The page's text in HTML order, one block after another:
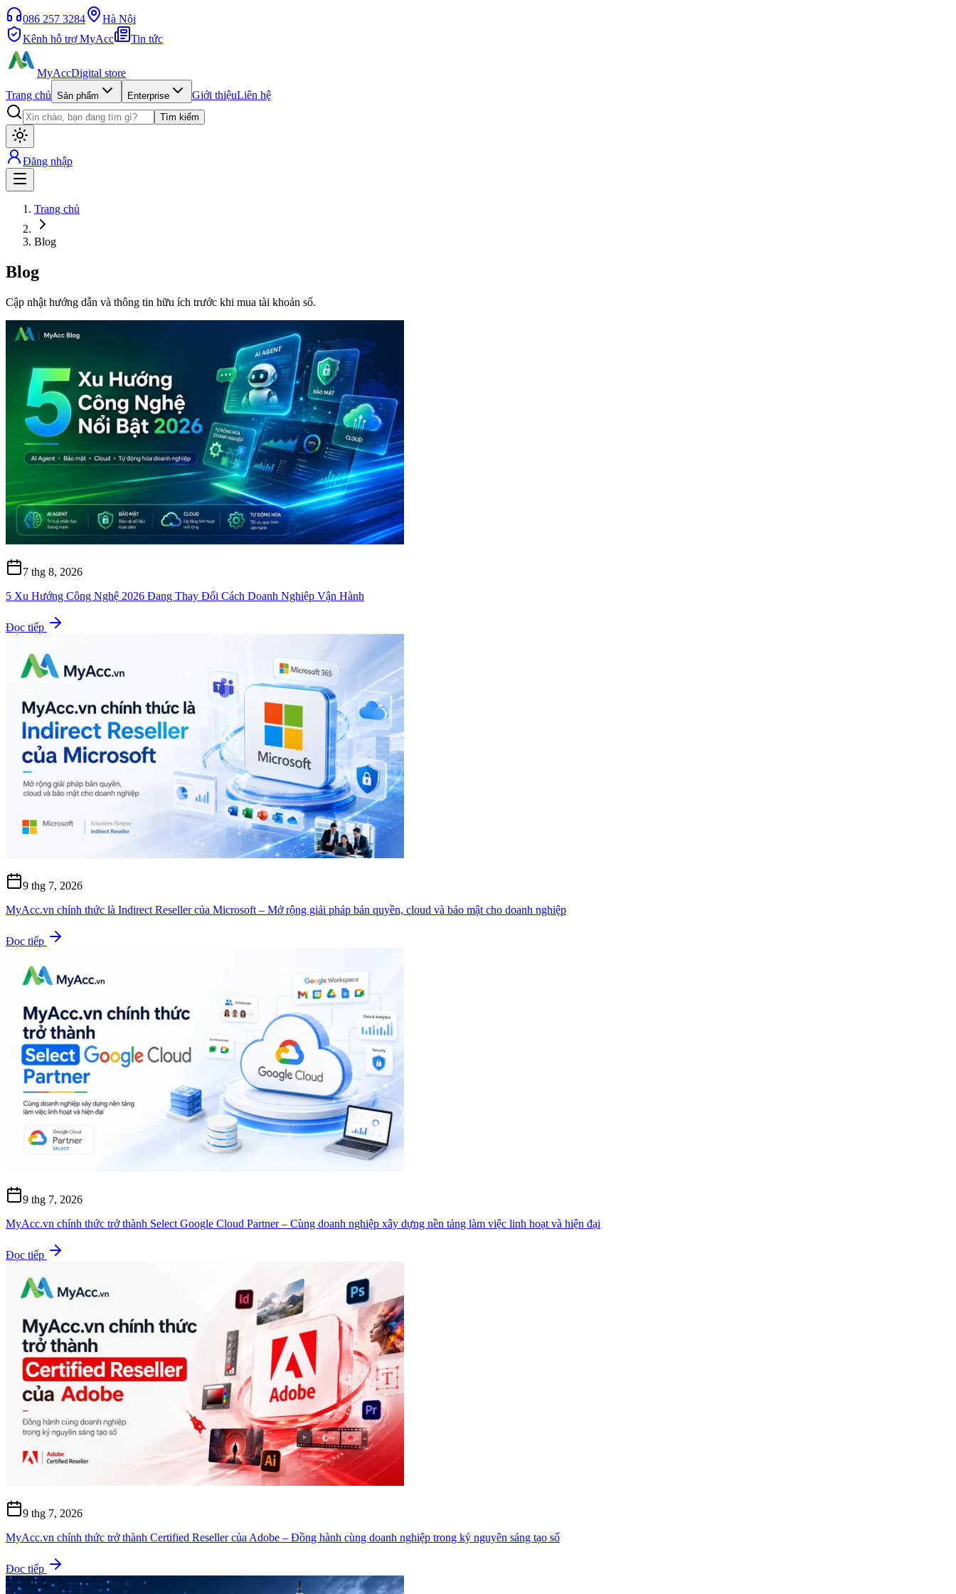
086 257 3284
Hà Nội
Kênh hỗ trợ MyAcc
Tin tức
MyAccDigital store
Trang chủ Sản phẩm Enterprise Giới thiệuLiên hệ
Tìm kiếm
Đăng nhập
Trang chủ
Blog
Blog
Cập nhật hướng dẫn và thông tin hữu ích trước khi mua tài khoản số.
7 thg 8, 2026
5 Xu Hướng Công Nghệ 2026 Đang Thay Đổi Cách Doanh Nghiệp Vận Hành
Đọc tiếp
9 thg 7, 2026
MyAcc.vn chính thức là Indirect Reseller của Microsoft – Mở rộng giải pháp bản quyền, cloud và bảo mật cho doanh nghiệp
Đọc tiếp
9 thg 7, 2026
MyAcc.vn chính thức trở thành Select Google Cloud Partner – Cùng doanh nghiệp xây dựng nền tảng làm việc linh hoạt và hiện đại
Đọc tiếp
9 thg 7, 2026
MyAcc.vn chính thức trở thành Certified Reseller của Adobe – Đồng hành cùng doanh nghiệp trong kỷ nguyên sáng tạo số
Đọc tiếp